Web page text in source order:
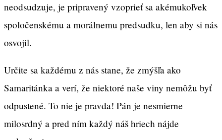
neodsudzuje, je pripravený vzoprieť sa akémukoľvek
spoločenskému a morálnemu predsudku, len aby si nás
osvojil.
Určite sa každému z nás stane, že zmýšľa ako
Samaritánka a verí, že niektoré naše viny nemôžu byť
odpustené. To nie je pravda! Pán je nesmierne
milosrdný a pred ním každý náš hriech nájde